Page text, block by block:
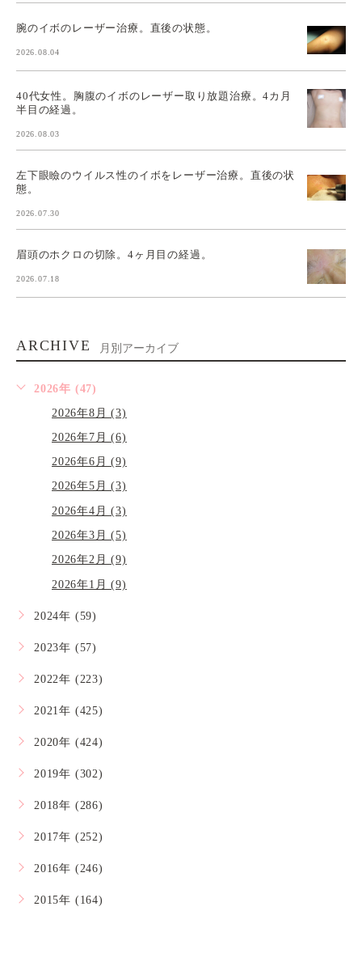
腕のイボのレーザー治療。直後の状態。
2026.08.04
40代女性。胸腹のイボのレーザー取り放題治療。4カ月
半目の経過。
2026.08.03
左下眼瞼のウイルス性のイボをレーザー治療。直後の状
態。
2026.07.30
眉頭のホクロの切除。4ヶ月目の経過。
2026.07.18
ARCHIVE 月別アーカイブ
2026年 (47)
2026年8月 (3)
2026年7月 (6)
2026年6月 (9)
2026年5月 (3)
2026年4月 (3)
2026年3月 (5)
2026年2月 (9)
2026年1月 (9)
2024年 (59)
2023年 (57)
2022年 (223)
2021年 (425)
2020年 (424)
2019年 (302)
2018年 (286)
2017年 (252)
2016年 (246)
2015年 (164)